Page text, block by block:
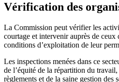
Vérification des
La Commission peut vérifier les
courtage et intervenir auprès de ceux
conditions d’exploitation de leur
Les inspections menées dans ce
de l’équité de la répartition du
règlements et de la saine gestion des